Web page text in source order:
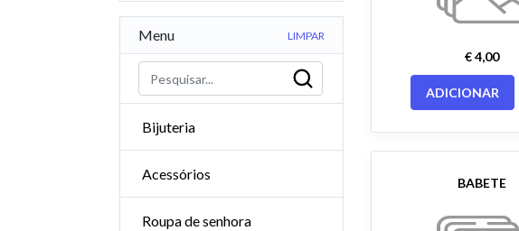
Menu LIMPAR
Bijuteria
Acessórios
Roupa de senhora
€ 4,00
ADICIONAR
BABETE